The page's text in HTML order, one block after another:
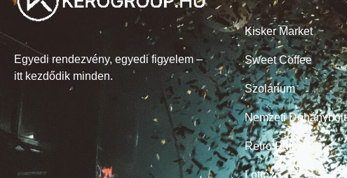
Egyedi rendezvény, egyedi figyelem –
itt kezdődik minden.
Kisker Market
Sweet Coffee
Szolárium
Nemzeti Dohánybolt
Retro Pub
Lottózó